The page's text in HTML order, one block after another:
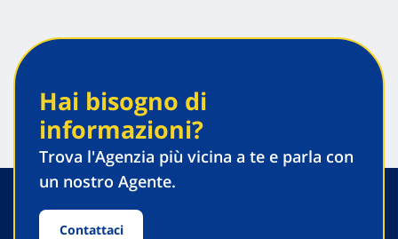
Hai bisogno di
informazioni?
Trova l'Agenzia più vicina a te e parla con
un nostro Agente.
Contattaci